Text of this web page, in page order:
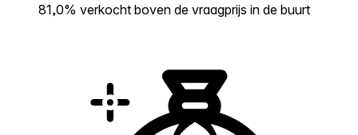
81,0% verkocht boven de vraagprijs in de buurt